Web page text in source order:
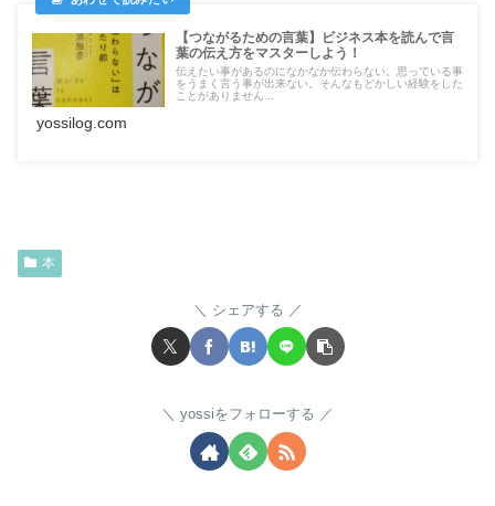
【つながるための言葉】ビジネス本を読んで言
葉の伝え方をマスターしよう！
伝えたい事があるのになかなか伝わらない。思っている事
をうまく言う事が出来ない。そんなもどかしい経験をした
ことがありません...
yossilog.com
本
シェアする
yossiをフォローする